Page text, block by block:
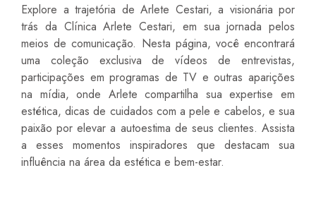
Explore a trajetória de Arlete Cestari, a visionária por
trás da Clínica Arlete Cestari, em sua jornada pelos
meios de comunicação. Nesta página, você encontrará
uma coleção exclusiva de vídeos de entrevistas,
participações em programas de TV e outras aparições
na mídia, onde Arlete compartilha sua expertise em
estética, dicas de cuidados com a pele e cabelos, e sua
paixão por elevar a autoestima de seus clientes. Assista
a esses momentos inspiradores que destacam sua
influência na área da estética e bem-estar.